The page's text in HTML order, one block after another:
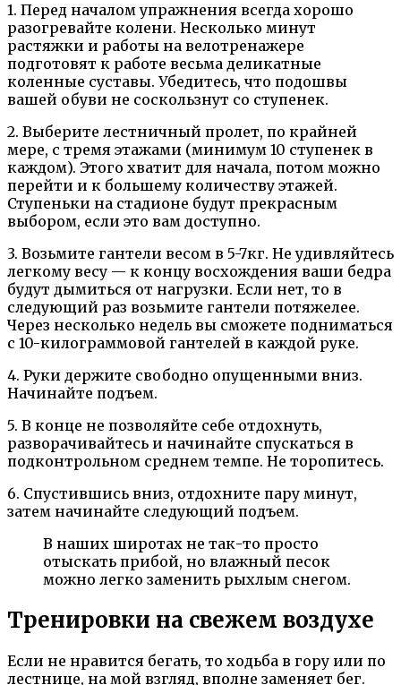
1. Перед началом упражнения всегда хорошо
разогревайте колени. Несколько минут
растяжки и работы на велотренажере
подготовят к работе весьма деликатные
коленные суставы. Убедитесь, что подошвы
вашей обуви не соскользнут со ступенек.
2. Выберите лестничный пролет, по крайней
мере, с тремя этажами (минимум 10 ступенек в
каждом). Этого хватит для начала, потом можно
перейти и к большему количеству этажей.
Ступеньки на стадионе будут прекрасным
выбором, если это вам доступно.
3. Возьмите гантели весом в 5-7кг. Не удивляйтесь
легкому весу — к концу восхождения ваши бедра
будут дымиться от нагрузки. Если нет, то в
следующий раз возьмите гантели потяжелее.
Через несколько недель вы сможете подниматься
с 10-килограммовой гантелей в каждой руке.
4. Руки держите свободно опущенными вниз.
Начинайте подъем.
5. В конце не позволяйте себе отдохнуть,
разворачивайтесь и начинайте спускаться в
подконтрольном среднем темпе. Не торопитесь.
6. Спустившись вниз, отдохните пару минут,
затем начинайте следующий подъем.
В наших широтах не так-то просто
отыскать прибой, но влажный песок
можно легко заменить рыхлым снегом.
Тренировки на свежем воздухе
Если не нравится бегать, то ходьба в гору или по
лестнице, на мой взгляд, вполне заменяет бег.